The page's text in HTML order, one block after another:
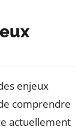
enjeux
comprendre
actuellement